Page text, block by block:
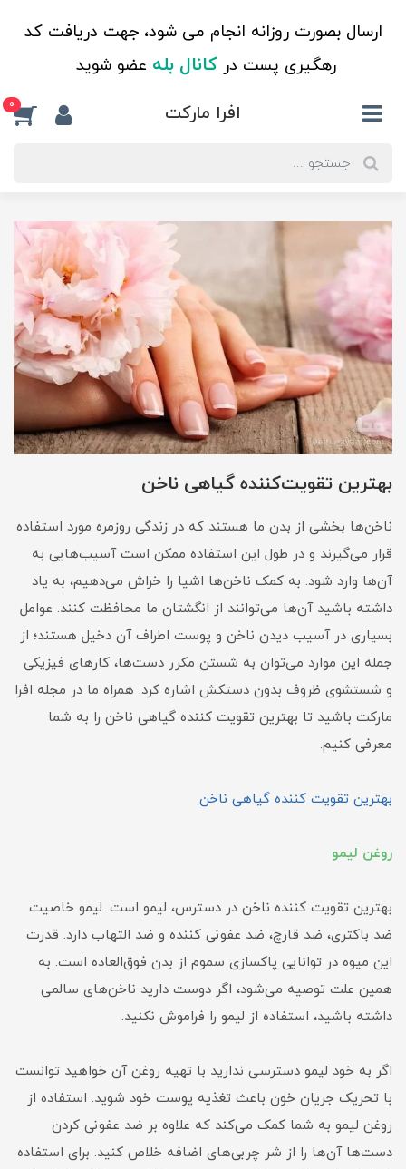
ارسال بصورت روزانه انجام می شود، جهت دریافت کد
رهگیری پست درکانال بله عضو شوید
افرا مارکت 0
بهترین تقویت‌کننده گیاهی ناخن
ناخن‌ها بخشی از بدن ما هستند که در زندگی روزمره مورد استفاده
قرار می‌گیرند و در طول این استفاده ممکن است آسیب‌هایی به
آن‌ها وارد شود. به کمک ناخن‌ها اشیا را خراش می‌دهیم، به یاد
داشته باشید آن‌ها می‌توانند از انگشتان ما محافظت کنند. عوامل
بسیاری در آسیب دیدن ناخن و پوست اطراف آن دخیل هستند؛ از
جمله این موارد می‌توان به شستن مکرر دست‌ها، کارهای فیزیکی
و شستشوی ظروف بدون دستکش اشاره کرد. همراه ما در مجله افرا
مارکت باشید تا بهترین تقویت کننده گیاهی ناخن را به شما
معرفی کنیم.
بهترین تقویت کننده گیاهی ناخن
روغن لیمو
بهترین تقویت کننده ناخن در دسترس، لیمو است. لیمو خاصیت
ضد باکتری، ضد قارچ، ضد عفونی کننده و ضد التهاب دارد. قدرت
این میوه در توانایی پاکسازی سموم از بدن فوق‌العاده است. به
همین علت توصیه می‌شود، اگر دوست دارید ناخن‌های سالمی
داشته باشید، استفاده از لیمو را فراموش نکنید.
اگر به خود لیمو دسترسی ندارید با تهیه روغن آن خواهید توانست
با تحریک جریان خون باعث تغذیه پوست خود شوید. استفاده از
روغن لیمو به شما کمک می‌کند که علاوه بر ضد عفونی کردن
دست‌ها آن‌ها را از شر چربی‌های اضافه خلاص کنید. برای استفاده